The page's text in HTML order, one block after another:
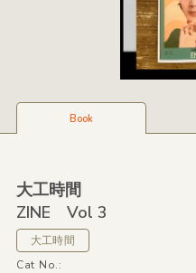
Book
大工時間
ZINE Vol 3
大工時間
Cat No.: